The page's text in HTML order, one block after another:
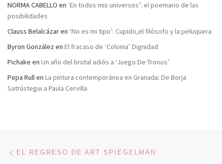
NORMA CABELLO en ‘En todos mis universos’: el poemario de las
posibilidades
Clauss Belalcázaren ‘No es mi tipo’: Cupido,el filósofo y la peluquera
Byron González en El fracaso de ‘Colonia’ Dignidad
Pichake en Un año del brutal adiós a ‘Juego De Tronos’
Pepa Rullen La pintura contemporánea en Granada: De Borja
Satrústegui a Paula Cervilla
Navegación de entradas
EL REGRESO DE ART SPIEGELMAN